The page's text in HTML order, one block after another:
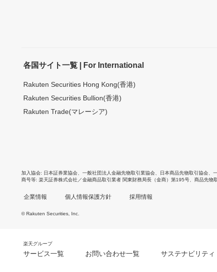
各国サイト一覧 | For International
Rakuten Securities Hong Kong(香港)
Rakuten Securities Bullion(香港)
Rakuten Trade(マレーシア)
加入協会 日本証券業協会 一般社団法人金融先物取引業協会 日本商品先物取引協会
商号等 楽天証券株式会社／金融商品取引業者 関東財務局長（金商）第195号、商品先物
企業情報 個人情報保護方針 採用情報
© Rakuten Securities, Inc.
楽天グループ
サービス一覧 お問い合わせ一覧 サステナビリティ